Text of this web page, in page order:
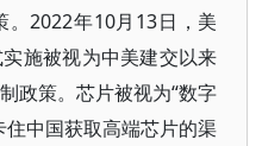
。2022年10月13日，美
施被视为中美建交以来
政策。芯片被视为“数字
住中国获取高端芯片的渠